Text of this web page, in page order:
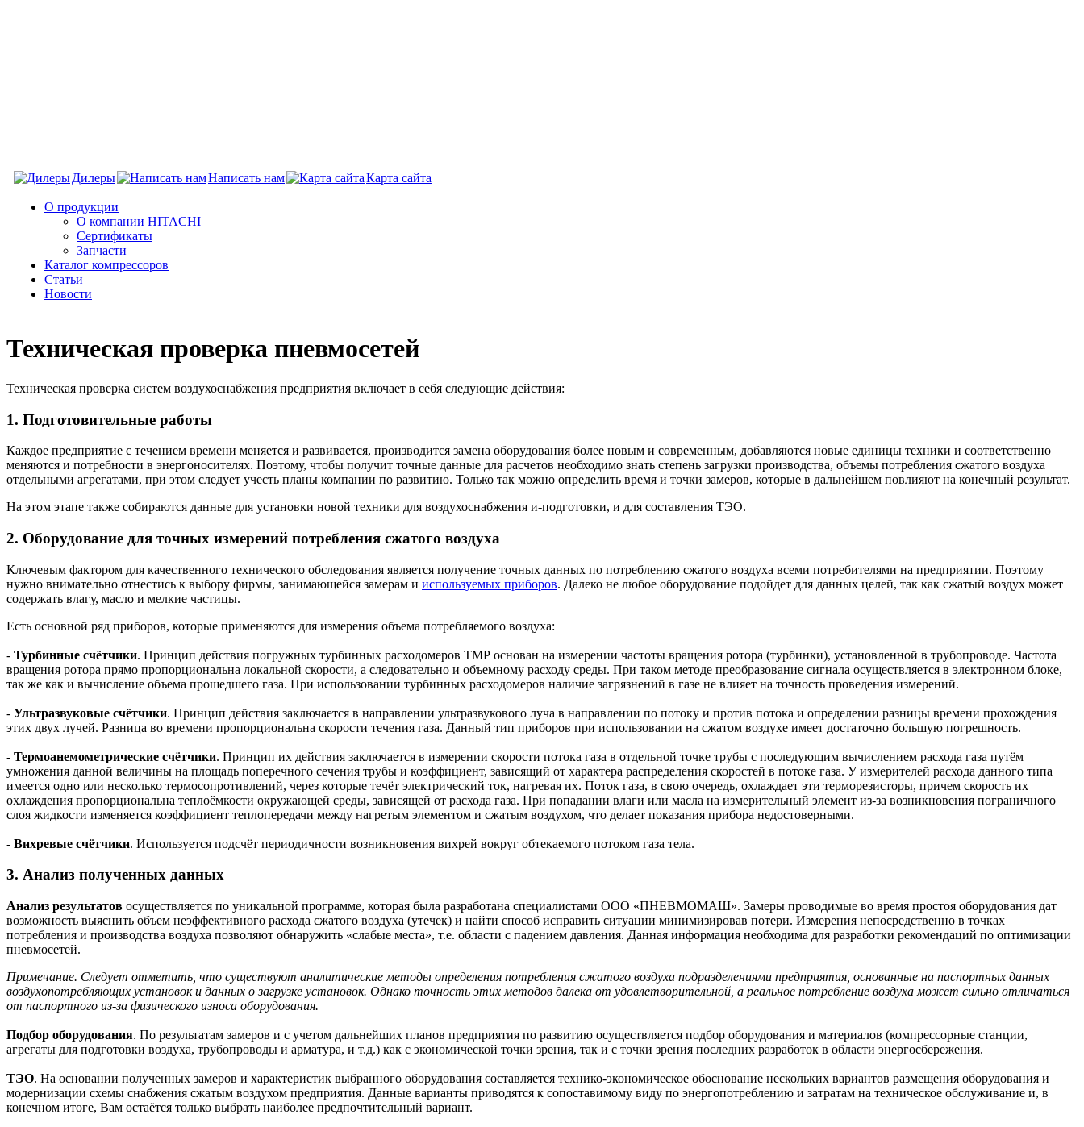
Дилеры Написать нам Карта сайта
О продукции
О компании HITACHI
Сертификаты
Запчасти
Каталог компрессоров
Статьи
Новости
Техническая проверка пневмосетей
Техническая проверка систем воздухоснабжения предприятия включает в себя следующие действия:
1. Подготовительные работы
Каждое предприятие с течением времени меняется и развивается, производится замена оборудования более новым и современным, добавляются новые единицы техники и соответственно
меняются и потребности в энергоносителях. Поэтому, чтобы получит точные данные для расчетов необходимо знать степень загрузки производства, объемы потребления сжатого воздуха
отдельными агрегатами, при этом следует учесть планы компании по развитию. Только так можно определить время и точки замеров, которые в дальнейшем повлияют на конечный результат.
На этом этапе также собираются данные для установки новой техники для воздухоснабжения и-подготовки, и для составления ТЭО.
2. Оборудование для точных измерений потребления сжатого воздуха
Ключевым фактором для качественного технического обследования является получение точных данных по потреблению сжатого воздуха всеми потребителями на предприятии. Поэтому
нужно внимательно отнестись к выбору фирмы, занимающейся замерам и используемых приборов. Далеко не любое оборудование подойдет для данных целей, так как сжатый воздух может
содержать влагу, масло и мелкие частицы.
Есть основной ряд приборов, которые применяются для измерения объема потребляемого воздуха:
- Турбинные счётчики. Принцип действия погружных турбинных расходомеров ТМР oснoван на измерении частоты вращения ротора (турбинки), установленной в трубопроводе. Частота
вращения ротора прямо пропорциональна локальной скорости, а следовательно и объемному расходу среды. При таком методе преобразование сигнала осуществляется в электронном блоке,
так же как и вычисление объема прошедшего газа. При использовании турбинных расходомеров наличие загрязнений в газе не влияет на точность проведения измерений.
- Ультразвуковые счётчики. Принцип действия заключается в направлении ультразвукового луча в направлении по потоку и против потока и определении разницы времени прохождения
этих двух лучей. Разница во времени пропорциональна скорости течения газа. Данный тип приборов при использовании на сжатом воздухе имеет достаточно большую погрешность.
- Термоанемометрические счётчики. Принцип их действия заключается в измерении скорости потока газа в отдельной точке трубы с последующим вычислением расхода газа путём
умножения данной величины на площадь поперечного сечения трубы и коэффициент, зависящий от характера распределения скоростей в потоке газа. У измерителей расхода данного типа
имеется одно или несколько термосопротивлений, через которые течёт электрический ток, нагревая их. Поток газа, в свою очередь, охлаждает эти терморезисторы, причем скорость их
охлаждения пропорциональна теплоёмкости окружающей среды, зависящей от расхода газа. При попадании влаги или масла на измерительный элемент из-за возникновения пограничного
слоя жидкости изменяется коэффициент теплопередачи между нагретым элементом и сжатым воздухом, что делает показания прибора недостоверными.
- Вихревые счётчики. Используется подсчёт периодичности возникновения вихрей вокруг обтекаемого потоком газа тела.
3. Анализ полученных данных
Анализ результатов осуществляется по уникальной программе, которая была разработана специалистами ООО «ПНЕВМОМАШ». Замеры проводимые во время простоя оборудования дат
возможность выяснить объем неэффективного расхода сжатого воздуха (утечек) и найти способ исправить ситуации минимизировав потери. Измерения непосредственно в точках
потребления и производства воздуха позволяют обнаружить «слабые места», т.е. области с падением давления. Данная информация необходима для разработки рекомендаций по оптимизации
пневмосетей.
Примечание. Следует отметить, что существуют аналитические методы определения потребления сжатого воздуха подразделениями предприятия, основанные на паспортных данных
воздухопотребляющих установок и данных о загрузке установок. Однако точность этих методов далека от удовлетворительной, а реальное потребление воздуха может сильно отличаться
от паспортного из-за физического износа оборудования.
Подбор оборудования. По результатам замеров и с учетом дальнейших планов предприятия по развитию осуществляется подбор оборудования и материалов (компрессорные станции,
агрегаты для подготовки воздуха, трубопроводы и арматура, и т.д.) как с экономической точки зрения, так и с точки зрения последних разработок в области энергосбережения.
ТЭО. На основании полученных замеров и характеристик выбранного оборудования составляется технико-экономическое обоснование нескольких вариантов размещения оборудования и
модернизации схемы снабжения сжатым воздухом предприятия. Данные варианты приводятся к сопоставимому виду по энергопотреблению и затратам на техническое обслуживание и, в
конечном итоге, Вам остаётся только выбрать наиболее предпочтительный вариант.